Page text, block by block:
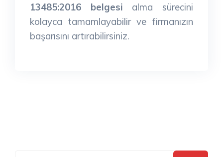
13485:2016 belgesi alma sürecini
kolayca tamamlayabilir ve firmanızın
başarısını artırabilirsiniz.